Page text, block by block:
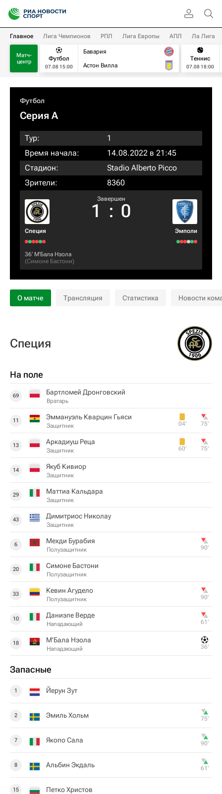
Главное Лига Чемпионов РПЛ Лига Европы АПЛ Ла Лига
Матч-
центр
Футбол
07.08 15:00
Бавария
Астон Вилла
Теннис
07.08 18:00
Футбол
Серия А
Тур:
1
Время начала:
14.08.2022 в 21:45
Стадион:
Stadio Alberto Picco
Зрители:
8360
Специя
Завершен
1 : 0
Эмполи
36‎’‎ М'Бала Нзола
(Симоне Бастони)
О матче Трансляция Статистика Новости
Специя
На поле
69 Бартломей Дронговский
Вратарь
11 Эммануэль Кварцин Гьяси
Защитник 04‎’‎ 75‎’‎
13 Аркадиуш Реца
Защитник 60‎’‎ 75‎’‎
14 Якуб Кивиор
Защитник
29 Маттиа Кальдара
Защитник
43 Димитриос Николау
Защитник
6 Мехди Бурабия
Полузащитник 90‎’‎
20 Симоне Бастони
Полузащитник
33 Кевин Агудело
Полузащитник 90‎’‎
10 Даниэле Верде
Нападающий 61‎’‎
18 М'Бала Нзола
Нападающий 36‎’‎
Запасные
1 Йерун Зут
2 Эмиль Хольм 75‎’‎
7 Якопо Сала 90‎’‎
8 Альбин Экдаль 61‎’‎
15 Петко Христов